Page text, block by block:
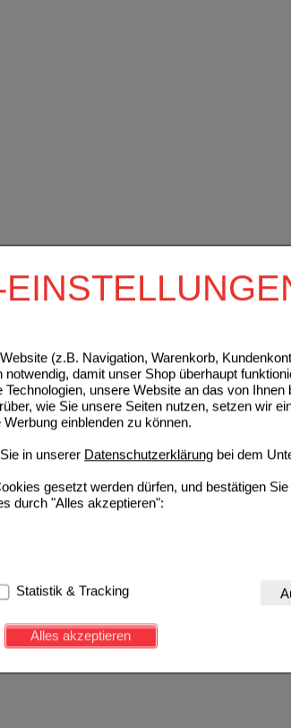
(z.B. Navigation, Warenkorb,
damit unser Shop überhaupt
unsere Website an das von Ihnen
wie Sie unsere Seiten nutzen, setzen wir
einblenden zu können.
in unserer Datenschutzerklärung bei dem
gesetzt werden dürfen, und bestätigen
durch "Alles akzeptieren":
um Cookies, die für die Grundfunktionen
Kundenkonto), weshalb auf diese nicht
das Einkaufserlebnis noch ansprechender zu
Besuchers oder unsere Seite an bevorzugte
zu betreiben.
Statistik & Tracking
Alles akzeptieren